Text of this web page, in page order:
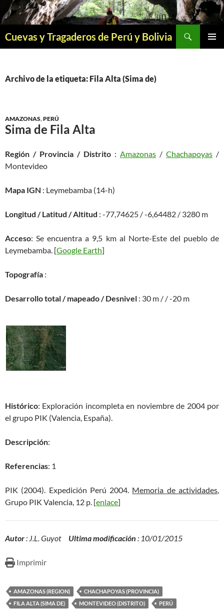
Saltar
al
Cuevas y Tragaderos de Perú y Bolivia
Archivo de la etiqueta: Fila Alta (Sima de)
AMAZONAS,PERÚ
Sima de Fila Alta
Región / Provincia / Distrito : Amazonas / Chachapoyas /
Montevideo
Mapa IGN : Leymebamba (14-h)
Longitud / Latitud / Altitud : -77,74625 / -6,64482 / 3280 m
Acceso: Se encuentra a 9,5 km al Norte-Este del pueblo de
Leymebamba. [Google Earth]
Topografía :
Desarrollo total / mapeado / Desnivel : 30 m / / -20 m
Histórico: Exploración incompleta en noviembre de 2004 por
el grupo PIK (Valencia, España).
Descripción:
Referencias: 1
PIK (2004). Expedición Perú 2004. Memoria de actividades,
Grupo PIK Valencia, 12 p. [enlace]
Autor: J.L. Guyot Ultima modificación : 10/01/2015
Imprimir
AMAZONAS (REGION)
CHACHAPOYAS (PROVINCIA)
FILA ALTA (SIMA DE)
MONTEVIDEO (DISTRITO) PERÚ